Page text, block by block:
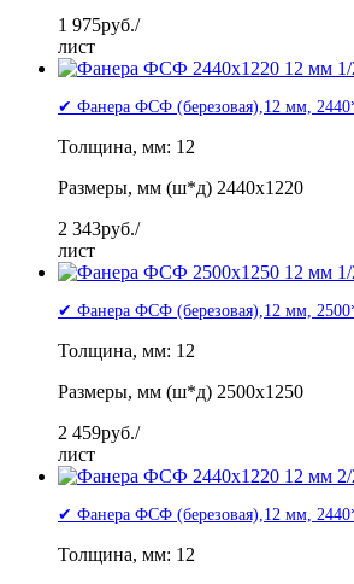
1 975руб./
лист
✔ Фанера ФСФ (березовая),12 мм,
Толщина, мм: 12
Размеры, мм (ш*д) 2440x1220
2 343руб./
лист
✔ Фанера ФСФ (березовая),12 мм,
Толщина, мм: 12
Размеры, мм (ш*д) 2500x1250
2 459руб./
лист
✔ Фанера ФСФ (березовая),12 мм,
Толщина, мм: 12